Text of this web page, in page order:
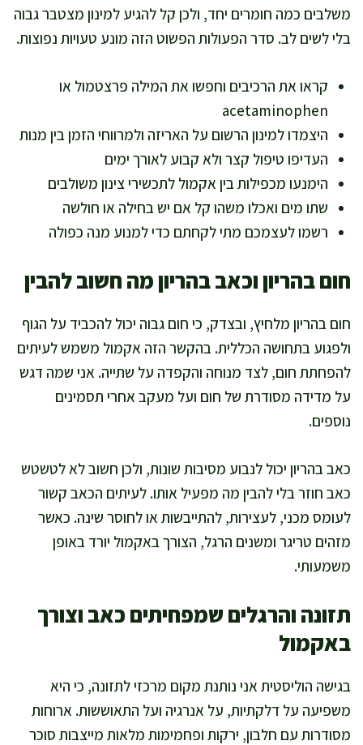
משלבים כמה חומרים יחד, ולכן קל להגיע למינון מצטבר גבוה
בלי לשים לב. סדר הפעולות הפשוט הזה מונע טעויות נפוצות.
קראו את הרכיבים וחפשו את המילה פרצטמול או
acetaminophen
היצמדו למינון הרשום על האריזה ולמרווחי הזמן בין מנות
העדיפו טיפול קצר ולא קבוע לאורך ימים
הימנעו מכפילות בין אקמול לתכשירי צינון משולבים
שתו מים ואכלו משהו קל אם יש בחילה או חולשה
רשמו לעצמכם מתי לקחתם כדי למנוע מנה כפולה
חום בהריון וכאב בהריון מה חשוב להבין
חום בהריון מלחיץ, ובצדק, כי חום גבוה יכול להכביד על הגוף
ולפגוע בתחושה הכללית. בהקשר הזה אקמול משמש לעיתים
להפחתת חום, לצד מנוחה והקפדה על שתייה. אני שמה דגש
על מדידה מסודרת של חום ועל מעקב אחרי תסמינים
נוספים.
כאב בהריון יכול לנבוע מסיבות שונות, ולכן חשוב לא לטשטש
כאב חוזר בלי להבין מה מפעיל אותו. לעיתים הכאב קשור
לעומס מכני, לעצירות, להתייבשות או לחוסר שינה. כאשר
מזהים טריגר ומשנים הרגל, הצורך באקמול יורד באופן
משמעותי.
תזונה והרגלים שמפחיתים כאב וצורך
באקמול
בגישה הוליסטית אני נותנת מקום מרכזי לתזונה, כי היא
משפיעה על דלקתיות, על אנרגיה ועל התאוששות. ארוחות
מסודרות עם חלבון, ירקות ופחמימות מלאות מייצבות סוכר